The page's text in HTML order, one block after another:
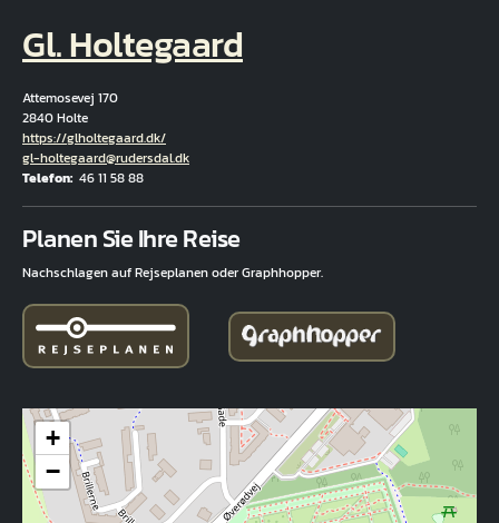
Gl. Holtegaard
Attemosevej 170
2840 Holte
Hjemmeside
https://glholtegaard.dk/
E-Mail
gl-holtegaard@rudersdal.dk
Telefon 46 11 58 88
Planen Sie Ihre Reise
Nachschlagen auf Rejseplanen oder Graphhopper.
+
−